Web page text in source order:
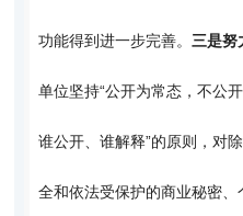
功能得到进一步完善。 三是努
单位坚持“公开为常态，不公
谁公开、谁解释”的原则，对
全和依法受保护的商业秘密